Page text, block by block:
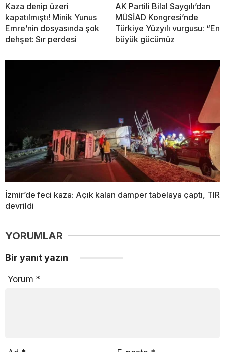
Kaza denip üzeri
kapatılmıştı! Minik Yunus
Emre’nin dosyasında şok
dehşet: Sır perdesi
AK Partili Bilal Saygılı’dan
MÜSİAD Kongresi’nde
Türkiye Yüzyılı vurgusu: “En
büyük gücümüz
İzmir’de feci kaza: Açık kalan damper tabelaya çaptı, TIR
devrildi
YORUMLAR
Bir yanıt yazın
Yorum *